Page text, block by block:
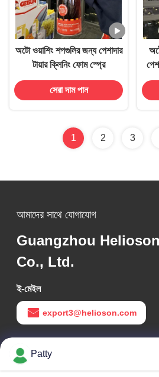
অটো ওয়াশিং শপগুলির জন্য পেশাদার
টায়ার ক্লিনিং ফোম স্প্রে
সেরা দাম পান
1 2 3
আমাদের সাথে যোগাযোগ
Guangzhou
Co., Ltd.
ই-মেইল
export3@helioson.com
কাজের সময়
09:30-18:30
Patty